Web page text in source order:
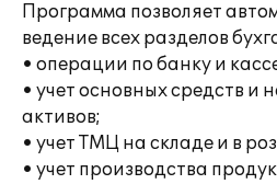
Программа позволяет
ведение всех разделов
• операции по банку и
• учет основных средств и
активов;
• учет ТМЦ на складе и в
• учет производства